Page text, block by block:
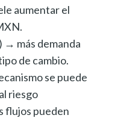
aumentar el
→ más demanda
de cambio.
se puede
riesgo
flujos pueden